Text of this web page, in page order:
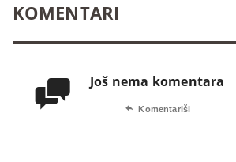
KOMENTARI
 Još nema komentara
 Komentariši